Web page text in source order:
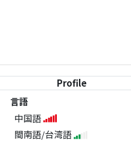
Profile
言語
中国語
閩南語/台湾語